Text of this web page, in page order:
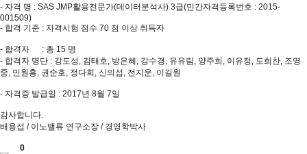
- 자격 명 : SAS JMP활용전문가(데이터분석사) 3급(민간자격등록번호 : 2015-
001509)
- 합격 기준 : 자격시험 점수 70 점 이상 취득자
- 합격자 : 총 15 명
- 합격자 명단 : 강도성, 김태호, 방은혜, 강수경, 유유림, 양주희, 이유정, 도희찬, 조영
중, 민원홍, 권순호, 정다희, 신의섭, 전지운, 이길원
- 자격증 발급일 : 2017년 8월 7일
감사합니다.
배용섭 / 이노밸류 연구소장 / 경영학박사
0